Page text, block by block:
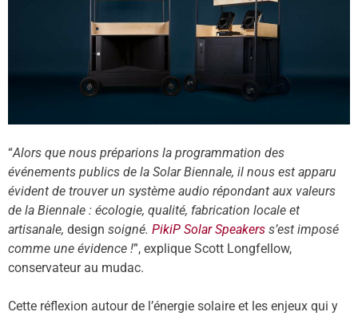
“Alors que nous préparions la programmation des
événements publics de la Solar Biennale, il nous est apparu
évident de trouver un système audio répondant aux valeurs
de la Biennale : écologie, qualité, fabrication locale et
artisanale, design soigné. PikiP Solar Speakers s’est imposé
comme une évidence !”, explique Scott Longfellow,
conservateur au mudac.
Cette réflexion autour de l’énergie solaire et les enjeux qui y